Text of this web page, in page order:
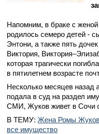
Напомним, в браке с
родилось семеро детей -
Энтони, а также пять
Виктория,
которая трагически
в пятилетнем возрасте
Несколько месяцев назад
подала в суд на раздел
СМИ, Жуков живет в Сочи
В ТЕМУ: Жена Ромы
все имущество